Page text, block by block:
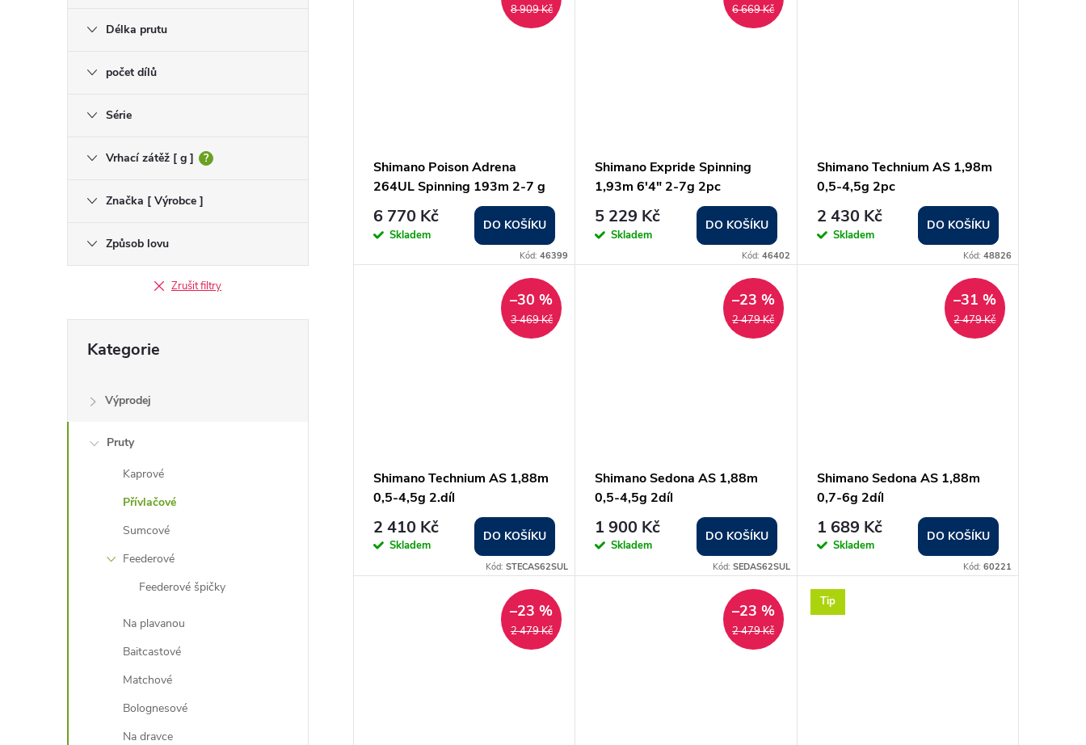
Délka prutu
počet dílů
Série
Vrhací zátěž [ g ] ?
Značka [ Výrobce ]
Způsob lovu
Zrušit filtry
kategorie
Kategorie
Výprodej
Pruty
Kaprové
Přívlačové
Sumcové
Feederové
Feederové špičky
Na plavanou
Baitcastové
Matchové
Bolognesové
Na dravce
8 909 Kč
Shimano Poison Adrena
264UL Spinning 193m 2-7 g
6 770 Kč
Skladem
DO KOŠÍKU
Kód:46399
6 669 Kč
Shimano Expride Spinning
1,93m 6'4" 2-7g 2pc
5 229 Kč
Skladem
DO KOŠÍKU
Kód: 46402
Shimano Technium AS 1,98m
0,5-4,5g 2pc
2 430 Kč
Skladem
DO KOŠÍKU
Kód: 48826
3 469 Kč
–30 %
Shimano Technium AS 1,88m
0,5-4,5g 2.díl
2 410 Kč
Skladem
DO KOŠÍKU
Kód:STECAS62SUL
2 479 Kč
–23 %
Shimano Sedona AS 1,88m
0,5-4,5g 2díl
1 900 Kč
Skladem
DO KOŠÍKU
Kód: SEDAS62SUL
2 479 Kč
–31 %
Shimano Sedona AS 1,88m
0,7-6g 2díl
1 689 Kč
Skladem
DO KOŠÍKU
Kód: 60221
2 479 Kč
–23 %
2 479 Kč
–23 % Tip